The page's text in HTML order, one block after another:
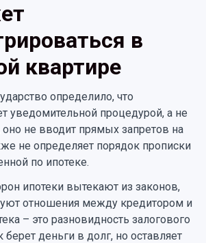
в
квартире
определило, что
уведомительной процедурой, а не
не вводит прямых запретов на
не определяет порядок прописки
по ипотеке.
ипотеки вытекают из законов,
отношения между кредитором и
– это разновидность залогового
берет деньги в долг, но оставляет